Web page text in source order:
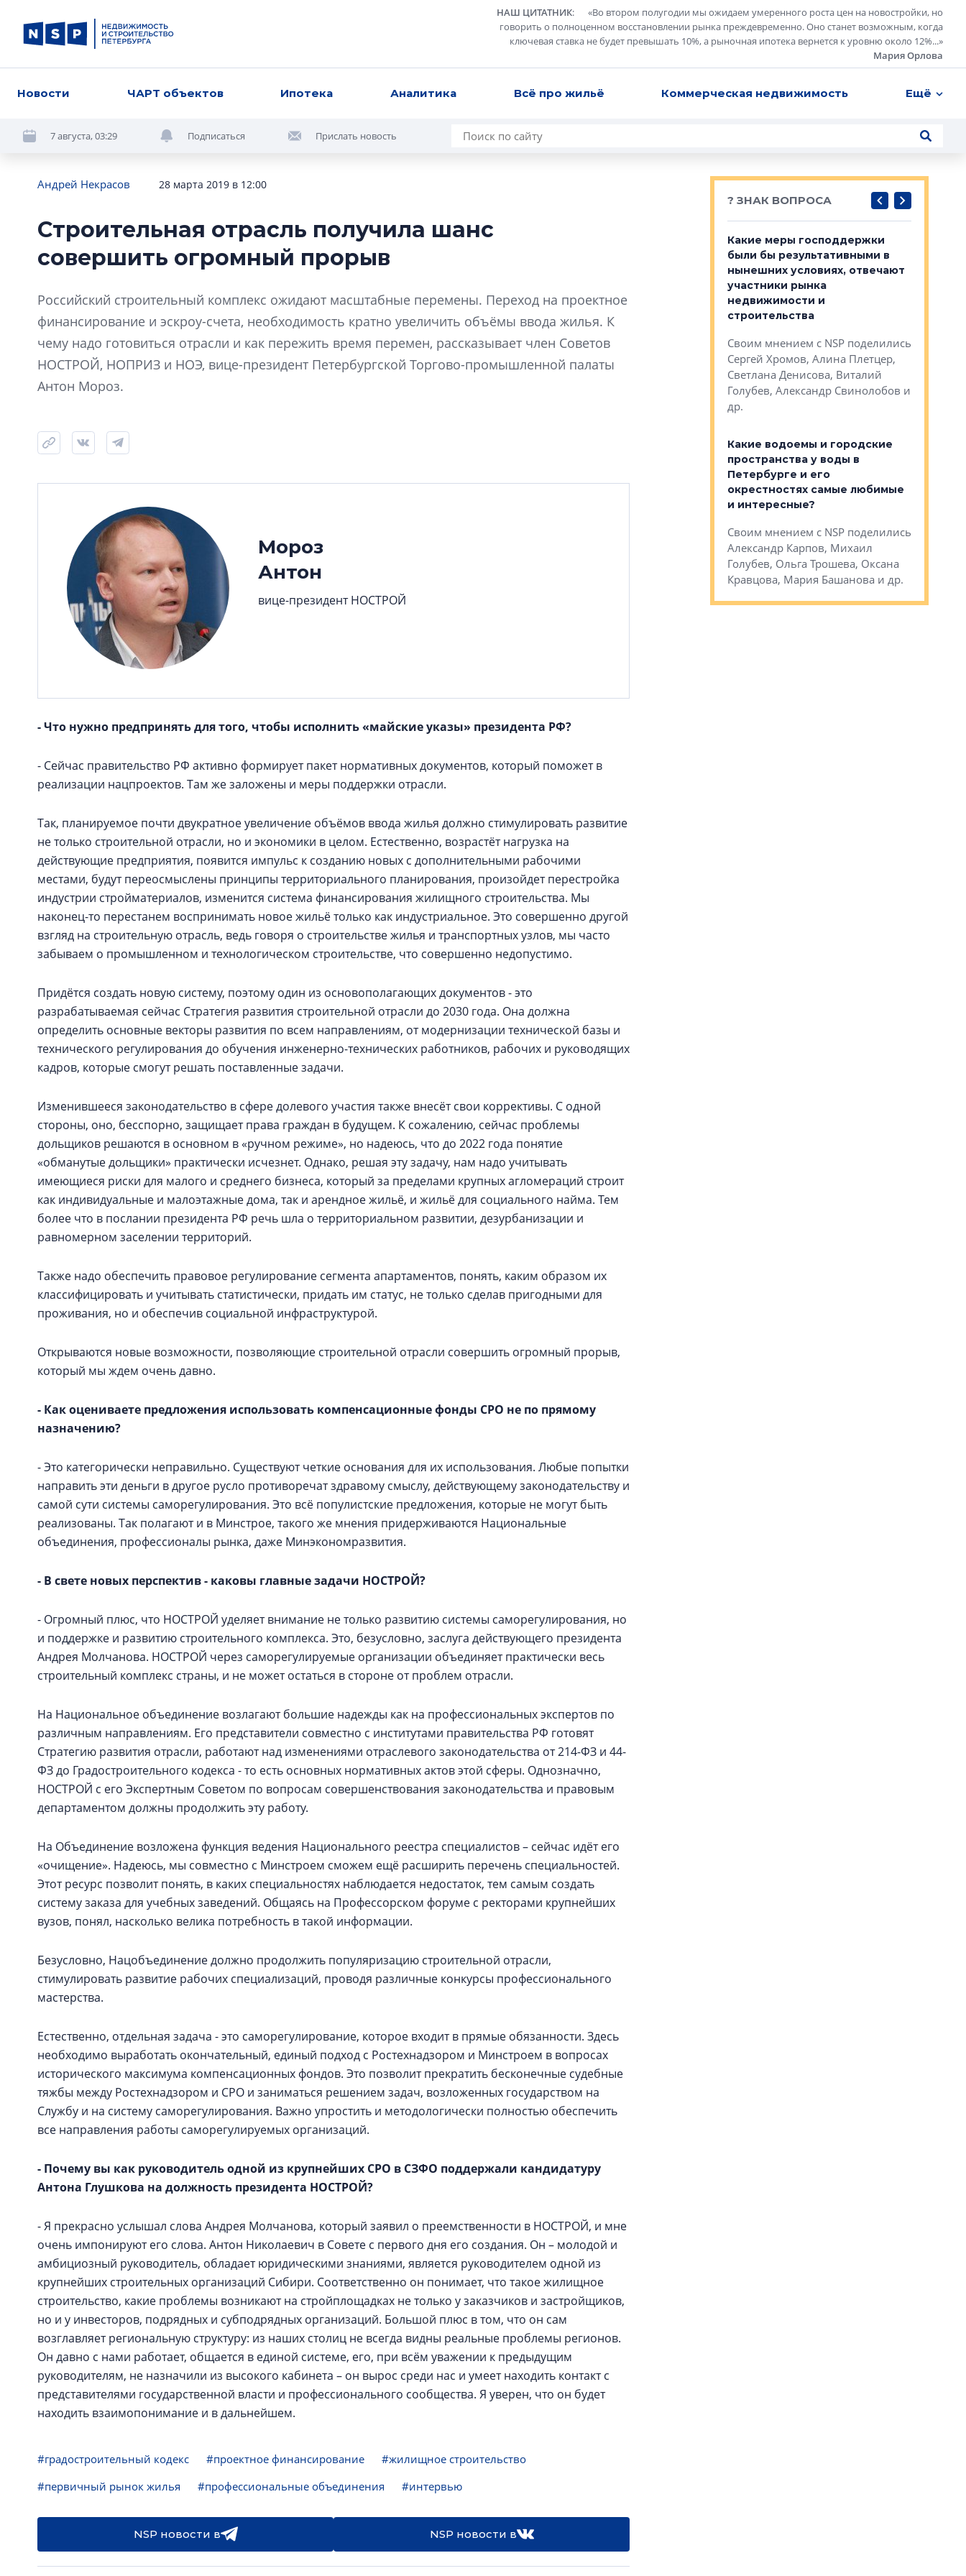
НАШ ЦИТАТНИК: «Во втором полугодии мы ожидаем умеренного роста цен на новостройки, но
говорить о полноценном восстановлении рынка преждевременно. Оно станет возможным, когда
ключевая ставка не будет превышать 10%, а рыночная ипотека вернется к уровню около 12%...»
Мария Орлова
Новости ЧАРТ объектов Ипотека Аналитика Всё про жильё Коммерческая недвижимость Ещё
7 августа, 03:29 Подписаться Прислать новость
Андрей Некрасов 28 марта 2019 в 12:00
Строительная отрасль получила шанс
совершить огромный прорыв
Российский строительный комплекс ожидают масштабные перемены. Переход на проектное
финансирование и эскроу-счета, необходимость кратно увеличить объёмы ввода жилья. К
чему надо готовиться отрасли и как пережить время перемен, рассказывает член Советов
НОСТРОЙ, НОПРИЗ и НОЭ, вице-президент Петербургской Торгово-промышленной палаты
Антон Мороз.
Мороз
Антон
вице-президент НОСТРОЙ
- Что нужно предпринять для того, чтобы исполнить «майские указы» президента РФ?
- Сейчас правительство РФ активно формирует пакет нормативных документов, который поможет в
реализации нацпроектов. Там же заложены и меры поддержки отрасли.
Так, планируемое почти двукратное увеличение объёмов ввода жилья должно стимулировать развитие
не только строительной отрасли, но и экономики в целом. Естественно, возрастёт нагрузка на
действующие предприятия, появится импульс к созданию новых с дополнительными рабочими
местами, будут переосмыслены принципы территориального планирования, произойдет перестройка
индустрии стройматериалов, изменится система финансирования жилищного строительства. Мы
наконец-то перестанем воспринимать новое жильё только как индустриальное. Это совершенно другой
взгляд на строительную отрасль, ведь говоря о строительстве жилья и транспортных узлов, мы часто
забываем о промышленном и технологическом строительстве, что совершенно недопустимо.
Придётся создать новую систему, поэтому один из основополагающих документов - это
разрабатываемая сейчас Стратегия развития строительной отрасли до 2030 года. Она должна
определить основные векторы развития по всем направлениям, от модернизации технической базы и
технического регулирования до обучения инженерно-технических работников, рабочих и руководящих
кадров, которые смогут решать поставленные задачи.
Изменившееся законодательство в сфере долевого участия также внесёт свои коррективы. С одной
стороны, оно, бесспорно, защищает права граждан в будущем. К сожалению, сейчас проблемы
дольщиков решаются в основном в «ручном режиме», но надеюсь, что до 2022 года понятие
«обманутые дольщики» практически исчезнет. Однако, решая эту задачу, нам надо учитывать
имеющиеся риски для малого и среднего бизнеса, который за пределами крупных агломераций строит
как индивидуальные и малоэтажные дома, так и арендное жильё, и жильё для социального найма. Тем
более что в послании президента РФ речь шла о территориальном развитии, дезурбанизации и
равномерном заселении территорий.
Также надо обеспечить правовое регулирование сегмента апартаментов, понять, каким образом их
классифицировать и учитывать статистически, придать им статус, не только сделав пригодными для
проживания, но и обеспечив социальной инфраструктурой.
Открываются новые возможности, позволяющие строительной отрасли совершить огромный прорыв,
который мы ждем очень давно.
- Как оцениваете предложения использовать компенсационные фонды СРО не по прямому
назначению?
- Это категорически неправильно. Существуют четкие основания для их использования. Любые попытки
направить эти деньги в другое русло противоречат здравому смыслу, действующему законодательству и
самой сути системы саморегулирования. Это всё популистские предложения, которые не могут быть
реализованы. Так полагают и в Минстрое, такого же мнения придерживаются Национальные
объединения, профессионалы рынка, даже Минэкономразвития.
- В свете новых перспектив - каковы главные задачи НОСТРОЙ?
- Огромный плюс, что НОСТРОЙ уделяет внимание не только развитию системы саморегулирования, но
и поддержке и развитию строительного комплекса. Это, безусловно, заслуга действующего президента
Андрея Молчанова. НОСТРОЙ через саморегулируемые организации объединяет практически весь
строительный комплекс страны, и не может остаться в стороне от проблем отрасли.
На Национальное объединение возлагают большие надежды как на профессиональных экспертов по
различным направлениям. Его представители совместно с институтами правительства РФ готовят
Стратегию развития отрасли, работают над изменениями отраслевого законодательства от 214-ФЗ и 44-
ФЗ до Градостроительного кодекса - то есть основных нормативных актов этой сферы. Однозначно,
НОСТРОЙ с его Экспертным Советом по вопросам совершенствования законодательства и правовым
департаментом должны продолжить эту работу.
На Объединение возложена функция ведения Национального реестра специалистов – сейчас идёт его
«очищение». Надеюсь, мы совместно с Минстроем сможем ещё расширить перечень специальностей.
Этот ресурс позволит понять, в каких специальностях наблюдается недостаток, тем самым создать
систему заказа для учебных заведений. Общаясь на Профессорском форуме с ректорами крупнейших
вузов, понял, насколько велика потребность в такой информации.
Безусловно, Нацобъединение должно продолжить популяризацию строительной отрасли,
стимулировать развитие рабочих специализаций, проводя различные конкурсы профессионального
мастерства.
Естественно, отдельная задача - это саморегулирование, которое входит в прямые обязанности. Здесь
необходимо выработать окончательный, единый подход с Ростехнадзором и Минстроем в вопросах
исторического максимума компенсационных фондов. Это позволит прекратить бесконечные судебные
тяжбы между Ростехнадзором и СРО и заниматься решением задач, возложенных государством на
Службу и на систему саморегулирования. Важно упростить и методологически полностью обеспечить
все направления работы саморегулируемых организаций.
- Почему вы как руководитель одной из крупнейших СРО в СЗФО поддержали кандидатуру
Антона Глушкова на должность президента НОСТРОЙ?
- Я прекрасно услышал слова Андрея Молчанова, который заявил о преемственности в НОСТРОЙ, и мне
очень импонируют его слова. Антон Николаевич в Совете с первого дня его создания. Он – молодой и
амбициозный руководитель, обладает юридическими знаниями, является руководителем одной из
крупнейших строительных организаций Сибири. Соответственно он понимает, что такое жилищное
строительство, какие проблемы возникают на стройплощадках не только у заказчиков и застройщиков,
но и у инвесторов, подрядных и субподрядных организаций. Большой плюс в том, что он сам
возглавляет региональную структуру: из наших столиц не всегда видны реальные проблемы регионов.
Он давно с нами работает, общается в единой системе, его, при всём уважении к предыдущим
руководителям, не назначили из высокого кабинета – он вырос среди нас и умеет находить контакт с
представителями государственной власти и профессионального сообщества. Я уверен, что он будет
находить взаимопонимание и в дальнейшем.
#градостроительный кодекс #проектное финансирование
#жилищное строительство
#первичный рынок жилья
#профессиональные объединения #интервью
NSP новости в NSP новости в
? ЗНАК ВОПРОСА
Разрыв цен между первичкой и
вторичкой: что это значит для
рынка? Своим мнением об этом
поделились Ольга Трошева,
Екатерина Немченко, Максим
Какие меры господдержки
были бы результативными в
нынешних условиях, отвечают
участники рынка
недвижимости и
строительства
Своим мнением с NSP поделились
Сергей Хромов, Алина Плетцер,
Светлана Денисова, Виталий
Голубев, Александр Свинолобов и
др.
Какие водоемы и городские
пространства у воды в
Петербурге и его
окрестностях самые любимые
и интересные?
Своим мнением с NSP поделились
Александр Карпов, Михаил
Голубев, Ольга Трошева, Оксана
Кравцова, Мария Башанова и др.